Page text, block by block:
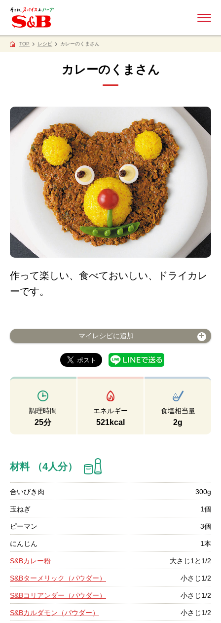
TOP レシピ カレーのくまさん
カレーのくまさん
作って楽しい、食べておいしい、ドライカレ
ーです。
マイレシピに追加
調理時間
25分
エネルギー
521kcal
食塩相当量
2g
材料 （4人分）
合いびき肉 300g
玉ねぎ 1個
ピーマン 3個
にんじん 1本
S&Bカレー粉 大さじ1と1/2
S&Bターメリック（パウダー） 小さじ1/2
S&Bコリアンダー（パウダー） 小さじ1/2
S&Bカルダモン（パウダー） 小さじ1/2